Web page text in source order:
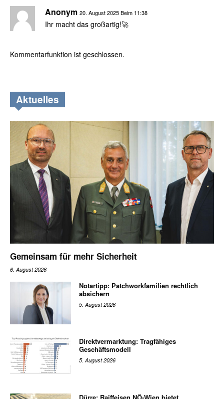
Anonym 20. August 2025 Beim 11:38
Ihr macht das großartig!🚀
Kommentarfunktion ist geschlossen.
Aktuelles
Gemeinsam für mehr Sicherheit
6. August 2026
Notartipp: Patchworkfamilien rechtlich
absichern
5. August 2026
Direktvermarktung: Tragfähiges
Geschäftsmodell
5. August 2026